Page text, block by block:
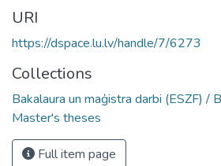
URI
https://dspace.lu.lv/handle/7/6273
Collections
Bakalaura un maģistra darbi (ESZF) /
Master's theses
Full item page